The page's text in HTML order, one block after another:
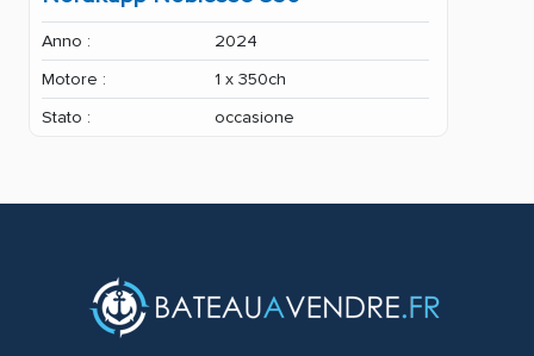
Anno :
2024
Motore :
1 x 350ch
Stato :
occasione